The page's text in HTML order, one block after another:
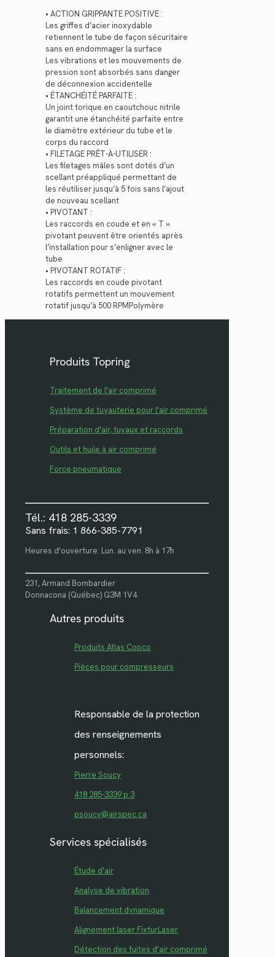
• ACTION GRIPPANTE POSITIVE :
Les griffes d’acier inoxydable
retiennent le tube de façon sécuritaire
sans en endommager la surface
Les vibrations et les mouvements de
pression sont absorbés sans danger
de déconnexion accidentelle
• ÉTANCHÉITÉ PARFAITE :
Un joint torique en caoutchouc nitrile
garantit une étanchéité parfaite entre
le diamètre extérieur du tube et le
corps du raccord
• FILETAGE PRÊT-À-UTILISER :
Les filetages mâles sont dotés d’un
scellant préappliqué permettant de
les réutiliser jusqu’à 5 fois sans l’ajout
de nouveau scellant
• PIVOTANT :
Les raccords en coude et en « T »
pivotant peuvent être orientés après
l’installation pour s’enligner avec le
tube
• PIVOTANT ROTATIF :
Les raccords en coude pivotant
rotatifs permettent un mouvement
rotatif jusqu’à 500 RPMPolymère
Produits Topring
Traitement de l'air comprimé
Système de tuyauterie pour l'air comprimé
Préparation d'air, tuyaux et raccords
Outils et huile à air comprimé
Force pneumatique
Tél.: 418 285-3339
Sans frais: 1 866-385-7791
Heures d'ouverture: Lun. au ven. 8h à 17h
231, Armand Bombardier
Donnacona (Québec) G3M 1V4
Autres produits
Produits Atlas Copco
Pièces pour compresseurs
Responsable de la protection
des renseignements
personnels:
Pierre Soucy
418 285-3339 p.3
psoucy@airspec.ca
Services spécialisés
Étude d'air
Analyse de vibration
Balancement dynamique
Alignement laser FixturLaser
Détection des fuites d'air comprimé